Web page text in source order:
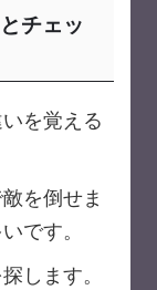
チェッ
を覚える
を倒せま
です。
します。